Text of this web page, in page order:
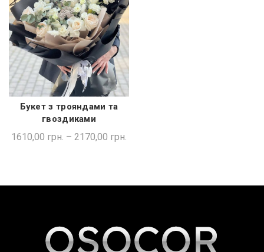
ШВИДКА ПОКУПКА
Букет з трояндами та
гвоздиками
1610,00 грн. – 2170,00 грн.